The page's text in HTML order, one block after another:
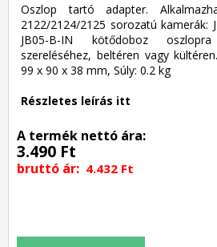
Oszlop tartó adapter.
2122/2124/2125 sorozatú kamerák:
JB05-B-IN kötődoboz
szereléséhez, beltéren vagy
99 x 90 x 38 mm, Súly: 0.2 kg
Részletes leírás itt
A termék nettó ára:
3.490 Ft
bruttó ár: 4.432 Ft